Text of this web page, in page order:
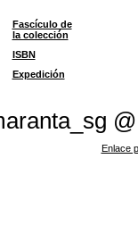
Fascículo de
la colección
ISBN
Expedición
@
Enlace